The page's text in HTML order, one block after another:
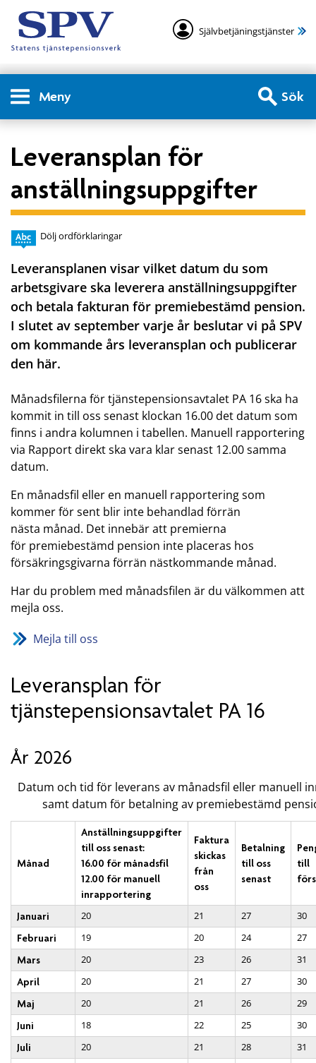
Självbetjäningstjänster
Meny Sök
Leveransplan för
anställningsuppgifter
Dölj ordförklaringar
Leveransplanen visar vilket datum du som
arbetsgivare ska leverera anställningsuppgifter
och betala fakturan för premiebestämd pension.
I slutet av september varje år beslutar vi på SPV
om kommande års leveransplan och publicerar
den här.
Månadsfilerna för tjänstepensionsavtalet PA 16 ska ha
kommit in till oss senast klockan 16.00 det datum som
finns i andra kolumnen i tabellen. Manuell rapportering
via Rapport direkt ska vara klar senast 12.00 samma
datum.
En månadsfil eller en manuell rapportering som
kommer för sent blir inte behandlad förrän
nästa månad. Det innebär att premierna
för premiebestämd pension inte placeras hos
försäkringsgivarna förrän nästkommande månad.
Har du problem med månadsfilen är du välkommen att
mejla oss.
Mejla till oss
Leveransplan för
tjänstepensionsavtalet PA 16
År 2026
Datum och tid för leverans av månadsfil eller manuell
samt datum för betalning av premiebestämd
Månad
Anställningsuppgifter
till oss senast:
16.00 för månadsfil
12.00 för manuell
inrapportering
Faktura
skickas
från
oss
Betalning
till oss
senast
till
Januari 20 21 27
30
Februari
19 20 24
27
Mars
20 23 26
31
April
20 21 27
30
Maj
20 21 26
29
Juni
18 22 25
30
Juli
20 21 28
31